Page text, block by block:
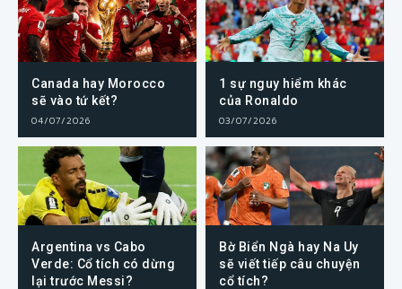
Canada hay Morocco
sẽ vào tứ kết?
04/07/2026
1 sự nguy hiểm khác
của Ronaldo
03/07/2026
Argentina vs Cabo
Verde: Cổ tích có dừng
lại trước Messi?
Bờ Biển Ngà hay Na Uy
sẽ viết tiếp câu chuyện
cổ tích?